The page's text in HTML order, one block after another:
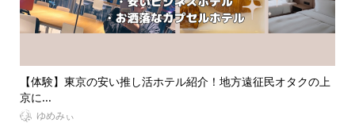
【体験】東京の安い推し活ホテル紹介！地方遠征民オタクの上
京に...
ゆめみぃ